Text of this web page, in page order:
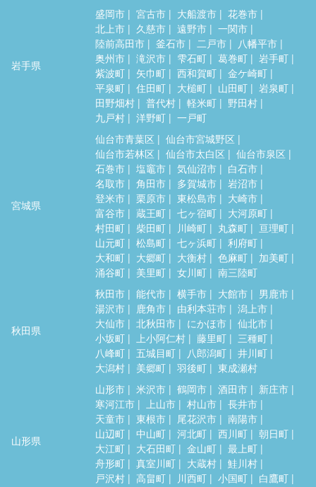
岩手県
盛岡市 宮古市 大船渡市
花巻市
北上市
久慈市 遠野市
一関市
陸前高田市
釜石市 二戸市
八幡平市
奥州市
滝沢市 雫石町 葛巻町
岩手町
紫波町
矢巾町 西和賀町
金ケ崎町
平泉町
住田町 大槌町 山田町
岩泉町
田野畑村
普代村 軽米町
野田村
九戸村
洋野町 一戸町
宮城県
仙台市青葉区
仙台市宮城野区
仙台市若林区
仙台市太白区
仙台市泉区
石巻市
塩竈市 気仙沼市
白石市
名取市
角田市 多賀城市
岩沼市
登米市
栗原市 東松島市
大崎市
富谷市
蔵王町 七ヶ宿町
大河原町
村田町
柴田町 川崎町 丸森町
亘理町
山元町
松島町 七ヶ浜町
利府町
大和町
大郷町 大衡村 色麻町
加美町
涌谷町
美里町 女川町 南三陸町
秋田県
秋田市 能代市 横手市 大館市
男鹿市
湯沢市
鹿角市 由利本荘市
潟上市
大仙市
北秋田市 にかほ市
仙北市
小坂町
上小阿仁村 藤里町
三種町
八峰町
五城目町 八郎潟町
井川町
大潟村
美郷町 羽後町 東成瀬村
山形県
山形市 米沢市 鶴岡市 酒田市
新庄市
寒河江市
上山市 村山市
長井市
天童市
東根市 尾花沢市
南陽市
山辺町
中山町 河北町 西川町
朝日町
大江町
大石田町 金山町
最上町
舟形町
真室川町 大蔵村
鮭川村
戸沢村
高畠町 川西町 小国町
白鷹町